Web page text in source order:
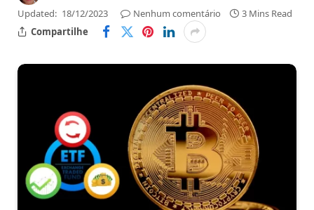
Updated: 18/12/2023 Nenhum comentário
3 Mins Read
Compartilhe